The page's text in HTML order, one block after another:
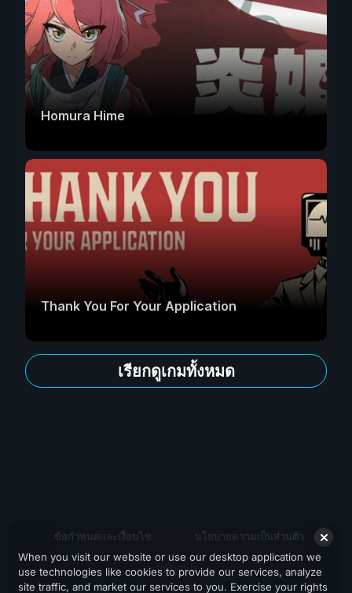
Homura Hime
Thank You For Your Application
เรียกดูเกมทั้งหมด
ข้อกำหนดและเงื่อนไข นโยบายความเป็นส่วนตัว
สนับสนุน
When you visit our website or use our desktop application we
use technologies like cookies to provide our services, analyze
site traffic, and market our services to you. Exercise your rights